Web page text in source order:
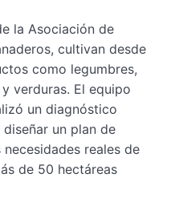
la Asociación de
cultivan desde
como legumbres,
verduras. El equipo
un diagnóstico
un plan de
reales de
de 50 hectáreas